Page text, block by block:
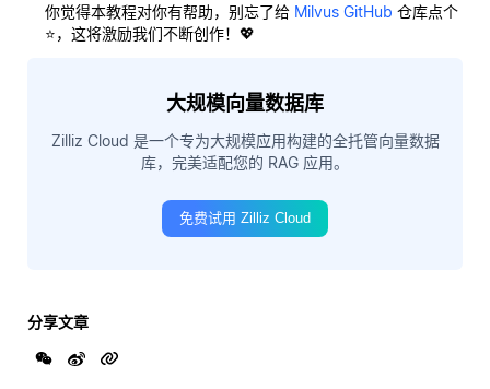
你觉得本教程对你有帮助，别忘了给 Milvus GitHub 仓库点个
⭐，这将激励我们不断创作！💖
大规模向量数据库
Zilliz Cloud 是一个专为大规模应用构建的全托管向量数据
库，完美适配您的 RAG 应用。
免费试用 Zilliz Cloud
分享文章